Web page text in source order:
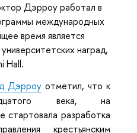
Дэрроу работал в
международных
время является
наград,
Hall.
Дэрроу отметил, что к
века, на
стартовала разработка
крестьянским